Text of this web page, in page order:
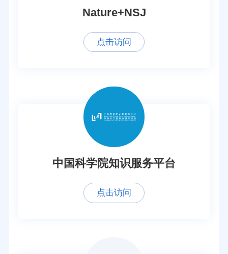
Nature+NSJ
点击访问
中国科学院知识服务平台
点击访问